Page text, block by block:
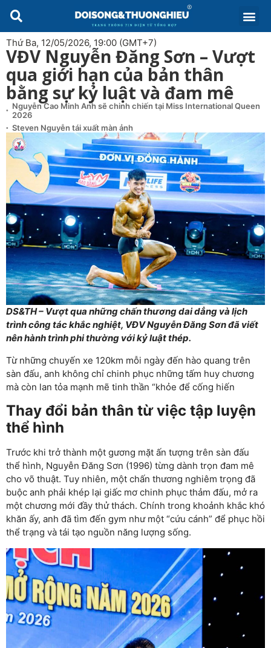
Thứ Ba, 12/05/2026, 19:00 (GMT+7)
VĐV Nguyễn Đăng Sơn – Vượt
qua giới hạn của bản thân
bằng sự kỷ luật và đam mê
Nguyễn Cao Minh Anh sẽ chinh chiến tại Miss International Queen
2026
Steven Nguyễn tái xuất màn ảnh
DS&TH – Vượt qua những chấn thương dai dẳng và lịch
trình công tác khắc nghiệt, VĐV Nguyễn Đăng Sơn đã viết
nên hành trình phi thường với kỷ luật thép.
Từ những chuyến xe 120km mỗi ngày đến hào quang trên
sàn đấu, anh không chỉ chinh phục những tấm huy chương
mà còn lan tỏa mạnh mẽ tinh thần “khỏe để cống hiến
Thay đổi bản thân từ việc tập luyện
thể hình
Trước khi trở thành một gương mặt ấn tượng trên sàn đấu
thể hình, Nguyễn Đăng Sơn (1996) từng dành trọn đam mê
cho võ thuật. Tuy nhiên, một chấn thương nghiêm trọng đã
buộc anh phải khép lại giấc mơ chinh phục thảm đấu, mở ra
một chương mới đầy thử thách. Chính trong khoảnh khắc khó
khăn ấy, anh đã tìm đến gym như một “cứu cánh” để phục hồi
thể trạng và tái tạo nguồn năng lượng sống.